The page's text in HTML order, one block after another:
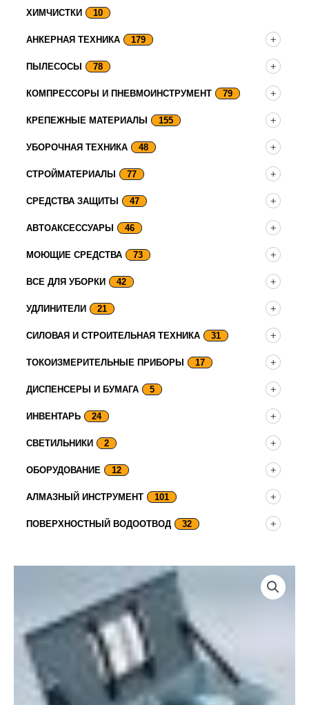
ХИМЧИСТКИ 10
АНКЕРНАЯ ТЕХНИКА 179
ПЫЛЕСОСЫ 78
КОМПРЕССОРЫ И ПНЕВМОИНСТРУМЕНТ 79
КРЕПЕЖНЫЕ МАТЕРИАЛЫ 155
УБОРОЧНАЯ ТЕХНИКА 48
СТРОЙМАТЕРИАЛЫ 77
СРЕДСТВА ЗАЩИТЫ 47
АВТОАКСЕССУАРЫ 46
МОЮЩИЕ СРЕДСТВА 73
ВСЕ ДЛЯ УБОРКИ 42
УДЛИНИТЕЛИ 21
СИЛОВАЯ И СТРОИТЕЛЬНАЯ ТЕХНИКА 31
ТОКОИЗМЕРИТЕЛЬНЫЕ ПРИБОРЫ 17
ДИСПЕНСЕРЫ И БУМАГА 5
ИНВЕНТАРЬ 24
СВЕТИЛЬНИКИ 2
ОБОРУДОВАНИЕ 12
АЛМАЗНЫЙ ИНСТРУМЕНТ 101
ПОВЕРХНОСТНЫЙ ВОДООТВОД 32